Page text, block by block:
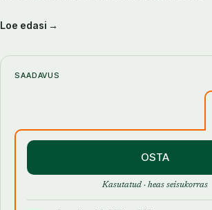
Ligi 400 värvifotoga illustreeritud «Koduaia
Rein Sander (snd 1945) on Tartu ülikooli
on töötanud aiandusagronoomina, puukooli
teadurina. Viimased paarkümmend aastat on
ravimtaimede kasvatamisele Kubja talus
ka viljakas kirjamees: ta on avaldanud mitu
taimeraamatut ja arvukalt artikleid ajalehtedes
Eesti Kirjanike Liidu liige 1982. aastast.
Loe edasi →
SAADAVUS
OSTA
Kasutatud · heas seisukorras